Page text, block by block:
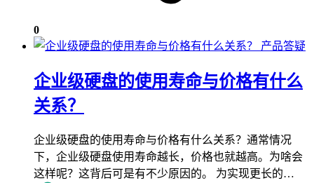
0
产品答疑
企业级硬盘的使用寿命与价格有什么
关系？
企业级硬盘的使用寿命与价格有什么关系？通常情况
下，企业级硬盘使用寿命越长，价格也就越高。为啥会
这样呢？这背后可是有不少原因的。 为实现更长的…